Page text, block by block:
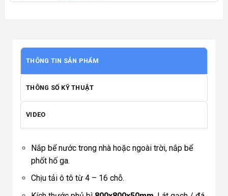
THÔNG TIN SẢN PHẨM
THÔNG SỐ KỸ THUẬT
VIDEO
Nắp bể nước trong nhà hoặc ngoài trời, nắp bể
phốt hố ga.
Chịu tải ô tô từ 4 – 16 chỗ.